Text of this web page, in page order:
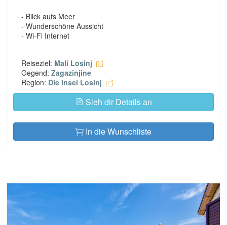
- Blick aufs Meer
- Wunderschöne Aussicht
- Wi-Fi Internet
Reiseziel: Mali Losinj
Gegend: Zagazinjine
Region: Die insel Losinj
Sieh dir Details an
In die Wunschliste